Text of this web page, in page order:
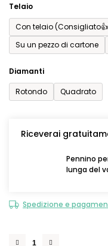
Telaio
Con telaio
Su un pezzo di cartone
Diamanti
Rotondo
Quadrato
Riceverai
Pennino
lunga del
Spedizione e